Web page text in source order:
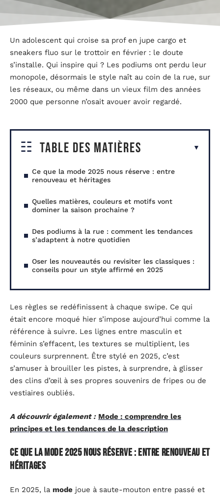
Un adolescent qui croise sa prof en jupe cargo et
sneakers fluo sur le trottoir en février : le doute
s’installe. Qui inspire qui ? Les podiums ont perdu leur
monopole, désormais le style naît au coin de la rue, sur
les réseaux, ou même dans un vieux film des années
2000 que personne n’osait avouer avoir regardé.
Table des matières
Ce que la mode 2025 nous réserve : entre
renouveau et héritages
Quelles matières, couleurs et motifs vont
dominer la saison prochaine ?
Des podiums à la rue : comment les tendances
s’adaptent à notre quotidien
Oser les nouveautés ou revisiter les classiques :
conseils pour un style affirmé en 2025
Les règles se redéfinissent à chaque swipe. Ce qui
était encore moqué hier s’impose aujourd’hui comme la
référence à suivre. Les lignes entre masculin et
féminin s’effacent, les textures se multiplient, les
couleurs surprennent. Être stylé en 2025, c’est
s’amuser à brouiller les pistes, à surprendre, à glisser
des clins d’œil à ses propres souvenirs de fripes ou de
vestiaires oubliés.
A découvrir également : Mode : comprendre les
principes et les tendances de la description
Ce que la mode 2025 nous réserve : entre renouveau et
héritages
En 2025, la mode joue à saute-mouton entre passé et